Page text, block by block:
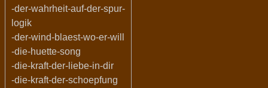
-der-wahrheit-auf-der-spur-
logik
-der-wind-blaest-wo-er-will
-die-huette-song
-die-kraft-der-liebe-in-dir
-die-kraft-der-schoepfung